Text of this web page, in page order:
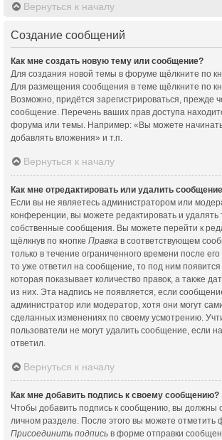
Вернуться к началу
Создание сообщений
Как мне создать новую тему или сообщение?
Для создания новой темы в форуме щёлкните по
Для размещения сообщения в теме щёлкните по
Возможно, придётся зарегистрироваться, прежде
сообщение. Перечень ваших прав доступа
форума или темы. Например: «Вы можете
добавлять вложения» и т.п.
Вернуться к началу
Как мне отредактировать или удалить
Если вы не являетесь администратором или
конференции, вы можете редактировать и удалять
собственные сообщения. Вы можете перейти к
щёлкнув по кнопке Правка в соответствующем
только в течение ограниченного времени после
то уже ответил на сообщение, то под ним
которая показывает количество правок, а также
из них. Эта надпись не появляется, если
администратор или модератор, хотя они могут
сделанных изменениях по своему усмотрению.
пользователи не могут удалить сообщение, если
ответил.
Вернуться к началу
Как мне добавить подпись к своему сообщению?
Чтобы добавить подпись к сообщению, вы должны
личном разделе. После этого вы можете отметить
Присоединить подпись в форме отправки